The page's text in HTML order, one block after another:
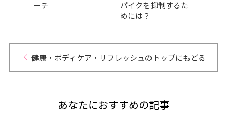
ーチ
パイクを抑制するた
めには？
健康・ボディケア・リフレッシュのトップにもどる
あなたにおすすめの記事